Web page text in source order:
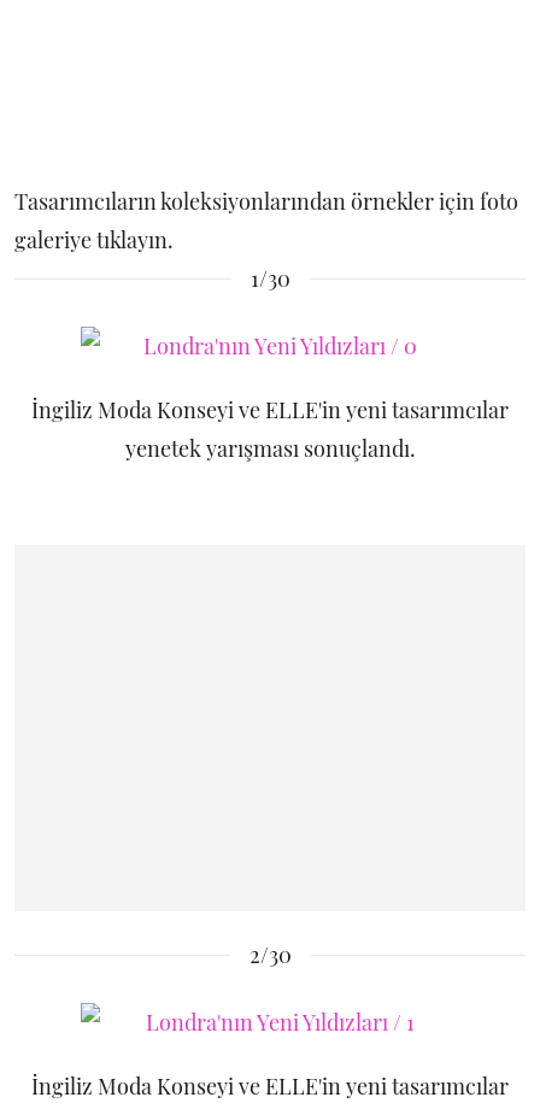
Tasarımcıların koleksiyonlarından örnekler için foto
galeriye tıklayın.
1/30
İngiliz Moda Konseyi ve ELLE'in yeni tasarımcılar
yenetek yarışması sonuçlandı.
2/30
İngiliz Moda Konseyi ve ELLE'in yeni tasarımcılar